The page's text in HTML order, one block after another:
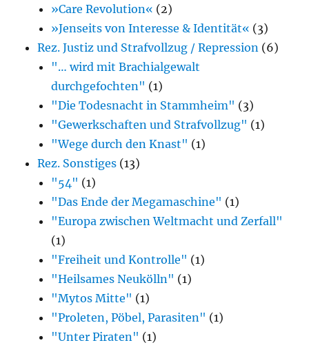
»Care Revolution« (2)
»Jenseits von Interesse & Identität« (3)
Rez. Justiz und Strafvollzug / Repression (6)
"… wird mit Brachialgewalt
durchgefochten" (1)
"Die Todesnacht in Stammheim" (3)
"Gewerkschaften und Strafvollzug" (1)
"Wege durch den Knast" (1)
Rez. Sonstiges (13)
"54" (1)
"Das Ende der Megamaschine" (1)
"Europa zwischen Weltmacht und Zerfall"
(1)
"Freiheit und Kontrolle" (1)
"Heilsames Neukölln" (1)
"Mytos Mitte" (1)
"Proleten, Pöbel, Parasiten" (1)
"Unter Piraten" (1)